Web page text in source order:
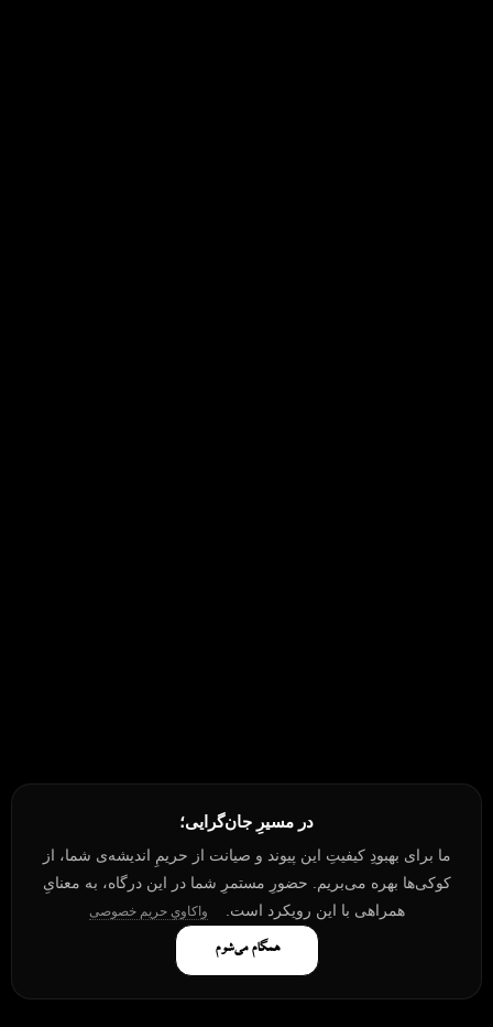
در مسیرِ جان‌گرایی؛
ما برای بهبودِ کیفیتِ این پیوند و صیانت از حریمِ اندیشه‌ی شما، از
کوکی‌ها بهره می‌بریم. حضورِ مستمرِ شما در این درگاه، به معنایِ
همراهی با این رویکرد است.
واکاویِ حریم خصوصی
همگام می‌شوم